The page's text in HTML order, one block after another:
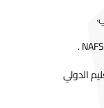
الدولي